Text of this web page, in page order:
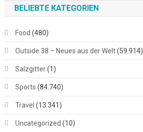
BELIEBTE KATEGORIEN
Food (480)
Outside 38 – Neues aus der Welt(59.914)
Salzgitter(1)
Sports (84.740)
Travel (13.341)
Uncategorized (10)